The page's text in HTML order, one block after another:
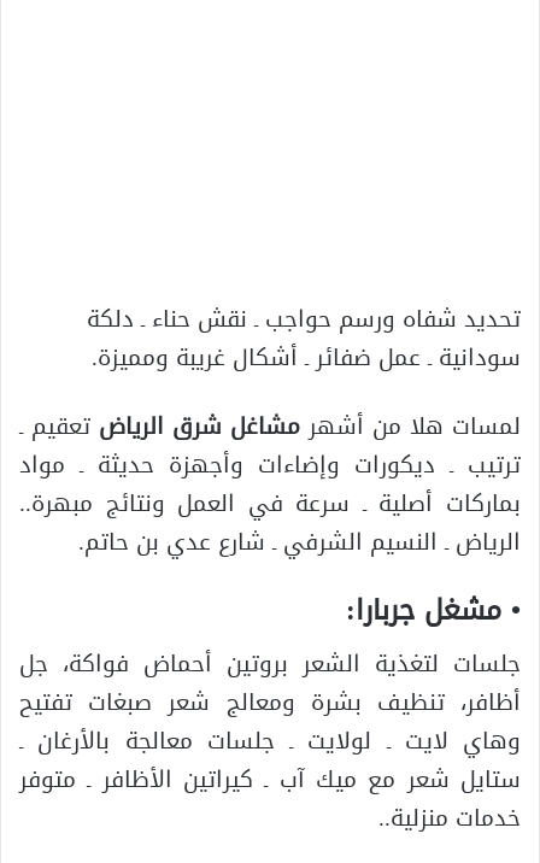
تحديد شفاه ورسم حواجب ـ نقش حناء ـ دلكة
سودانية ـ عمل ضفائر ـ أشكال غريبة ومميزة.
لمسات هلا من أشهرمشاغل شرق الرياض تعقيم ـ
ترتيب ـ ديكورات وإضاءات وأجهزة حديثة ـ مواد
بماركات أصلية ـ سرعة في العمل ونتائج مبهرة..
الرياض ـ النسيم الشرفي ـ شارع عدي بن حاتم.
• مشغل جربارا:
جلسات لتغذية الشعر بروتين أحماض فواكة، جل
أظافر، تنظيف بشرة ومعالج شعر صبغات تفتيح
وهاي لايت ـ لولايت ـ جلسات معالجة بالأرغان ـ
ستايل شعر مع ميك آب ـ كيراتين الأظافر ـ متوفر
خدمات منزلية..